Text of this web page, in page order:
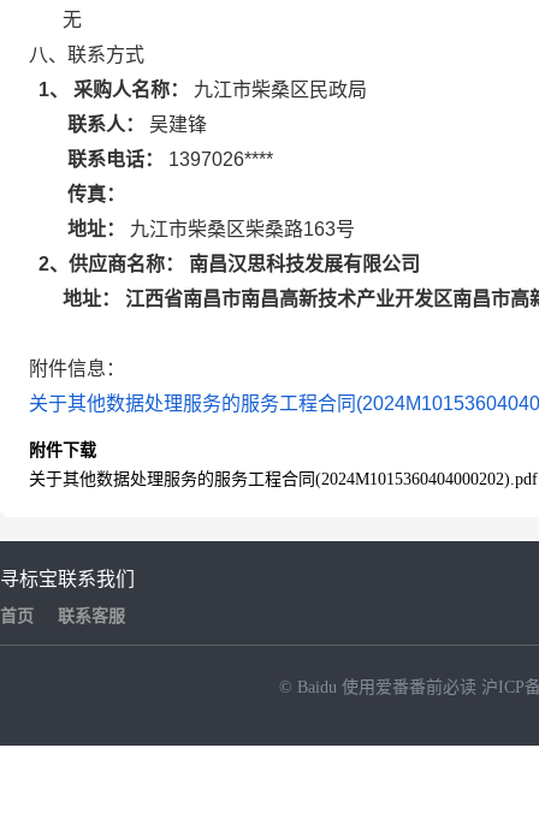
无
八、联系方式
1、 采购人名称：
九江市柴桑区民政局
联系人：
吴建锋
联系电话：
1397026****
传真：
地址：
九江市柴桑区柴桑路163号
2、供应商名称： 南昌汉思科技发展有限公司
地址： 江西省南昌市南昌高新技术产业开发区南昌市
附件信息：
关于其他数据处理服务的服务工程合同
附件下载
关于其他数据处理服务的服务工程合同(2024M1015360404000202).pdf
寻标宝
首页
联系我们
联系客服
© Baidu 使用爱番番前必读 沪ICP